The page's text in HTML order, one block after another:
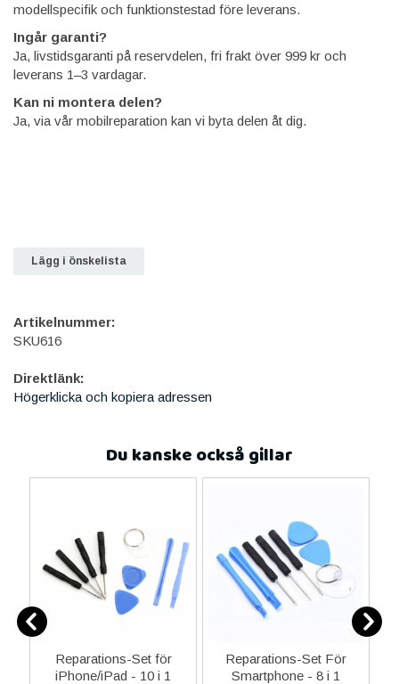
modellspecifik och funktionstestad före leverans.
Ingår garanti?
Ja, livstidsgaranti på reservdelen, fri frakt över 999 kr och
leverans 1–3 vardagar.
Kan ni montera delen?
Ja, via vår mobilreparation kan vi byta delen åt dig.
Lägg i önskelista
Artikelnummer:
SKU616
Direktlänk:
Högerklicka och kopiera adressen
Du kanske också gillar
Reparations-Set för
iPhone/iPad - 10 i 1
Reparations-Set För
Smartphone - 8 i 1